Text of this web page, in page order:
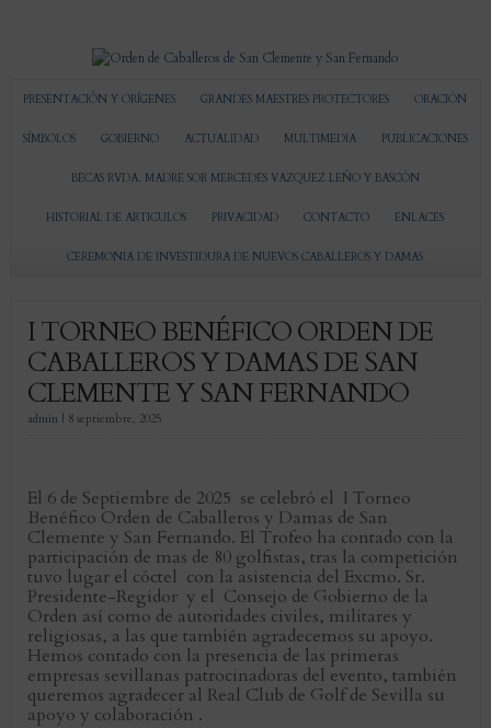
PRESENTACIÓN Y ORÍGENES GRANDES MAESTRES PROTECTORES ORACIÓN
SÍMBOLOS GOBIERNO ACTUALIDAD MULTIMEDIA PUBLICACIONES
BECAS RVDA. MADRE SOR MERCEDES VAZQUEZ LEÑO Y BASCÓN
HISTORIAL DE ARTICULOS PRIVACIDAD CONTACTO ENLACES
CEREMONIA DE INVESTIDURA DE NUEVOS CABALLEROS Y DAMAS
I TORNEO BENÉFICO ORDEN DE
CABALLEROS Y DAMAS DE SAN
CLEMENTE Y SAN FERNANDO
admin | 8 septiembre, 2025
El 6 de Septiembre de 2025 se celebró el I Torneo
Benéfico Orden de Caballeros y Damas de San
Clemente y San Fernando. El Trofeo ha contado con la
participación de mas de 80 golfistas, tras la competición
tuvo lugar el cóctel con la asistencia del Excmo. Sr.
Presidente-Regidor y el Consejo de Gobierno de la
Orden así como de autoridades civiles, militares y
religiosas, a las que también agradecemos su apoyo.
Hemos contado con la presencia de las primeras
empresas sevillanas patrocinadoras del evento, también
queremos agradecer al Real Club de Golf de Sevilla su
apoyo y colaboración .